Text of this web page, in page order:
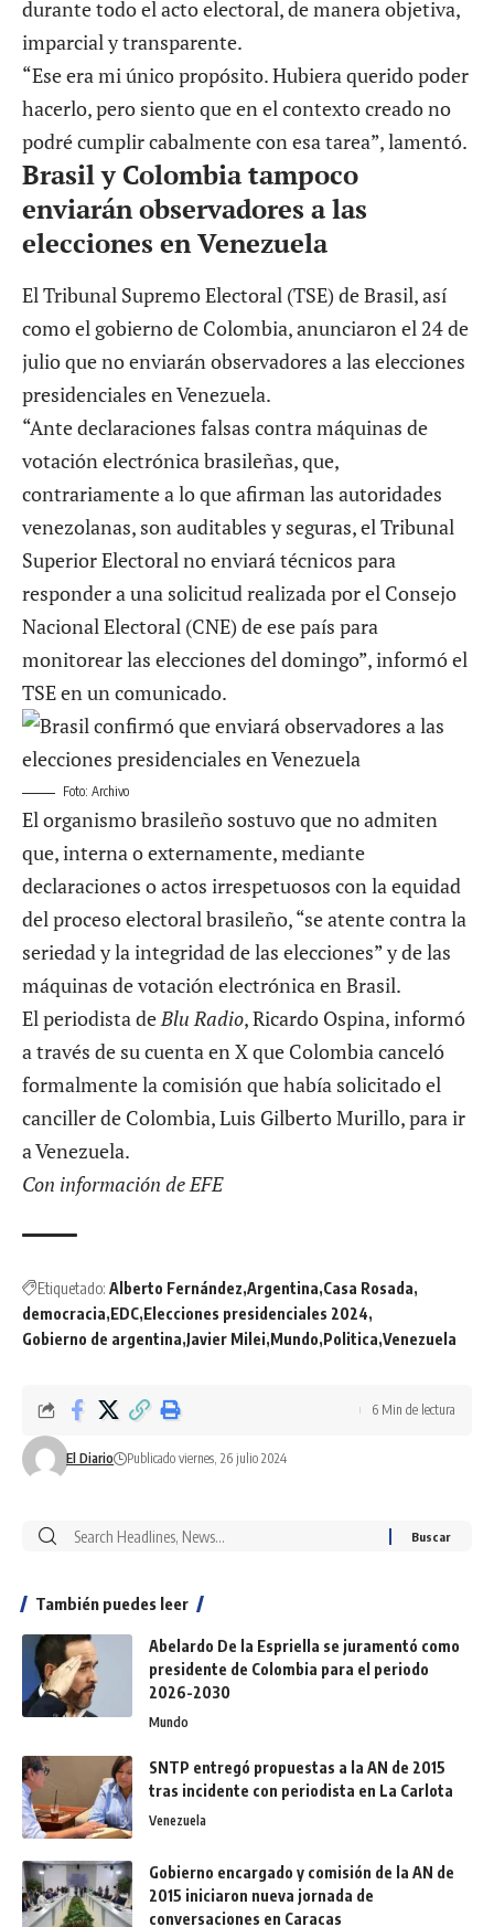
durante todo el acto electoral, de manera objetiva,
imparcial y transparente.
“Ese era mi único propósito. Hubiera querido poder
hacerlo, pero siento que en el contexto creado no
podré cumplir cabalmente con esa tarea”, lamentó.
Brasil y Colombia tampoco
enviarán observadores a las
elecciones en Venezuela
El Tribunal Supremo Electoral (TSE) de Brasil, así
como el gobierno de Colombia, anunciaron el 24 de
julio queno enviarán observadores a las elecciones
presidenciales en Venezuela.
“Ante declaraciones falsas contra máquinas de
votación electrónica brasileñas, que,
contrariamente a lo que afirman las autoridades
venezolanas, son auditables y seguras, el Tribunal
Superior Electoral no enviará técnicos para
responder a una solicitud realizada por el Consejo
Nacional Electoral (CNE) de ese país para
monitorear las elecciones del domingo”, informó el
TSE en un comunicado.
Foto: Archivo
El organismo brasileño sostuvo que no admiten
que, interna o externamente, mediante
declaraciones o actos irrespetuosos con la equidad
del proceso electoral brasileño, “se atente contra la
seriedad y la integridad de las elecciones” y de las
máquinas de votación electrónica en Brasil.
El periodista deBlu Radio, Ricardo Ospina, informó
a través de su cuenta en X que Colombia canceló
formalmente la comisión que había solicitado el
canciller de Colombia, Luis Gilberto Murillo, para ir
a Venezuela.
Con información de EFE
Etiquetado: Alberto Fernández Argentina Casa Rosada
democracia EDC Elecciones presidenciales 2024
Gobierno de argentina Javier Milei Mundo Politica Venezuela
El Diario Publicado viernes, 26 julio 2024
6 Min de lectura
También puedes leer
Abelardo De la Espriella se juramentó como
presidente de Colombia para el periodo
2026-2030
Mundo
SNTP entregó propuestas a la AN de 2015
tras incidente con periodista en La Carlota
Venezuela
Gobierno encargado y comisión de la AN de
2015 iniciaron nueva jornada de
conversaciones en Caracas